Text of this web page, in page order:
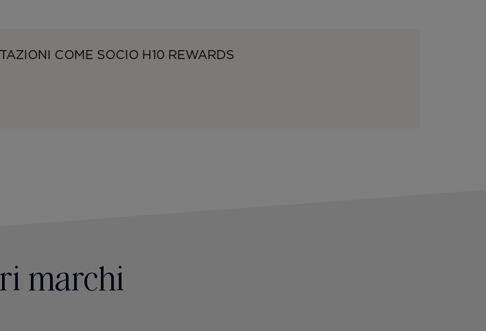
COME SOCIO H10 REWARDS
marchi